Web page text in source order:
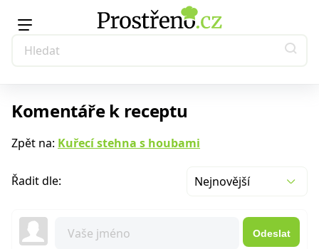
Komentáře k receptu
Zpět na: Kuřecí stehna s houbami
Řadit dle: Nejnovější
Odeslat